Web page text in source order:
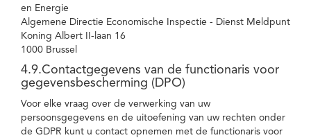
en Energie
Algemene Directie Economische Inspectie - Dienst Meldpunt
Koning Albert II-laan 16
1000 Brussel
4.9.Contactgegevens van de functionaris voor
gegevensbescherming (DPO)
Voor elke vraag over de verwerking van uw
persoonsgegevens en de uitoefening van uw rechten onder
de GDPR kunt u contact opnemen met de functionaris voor